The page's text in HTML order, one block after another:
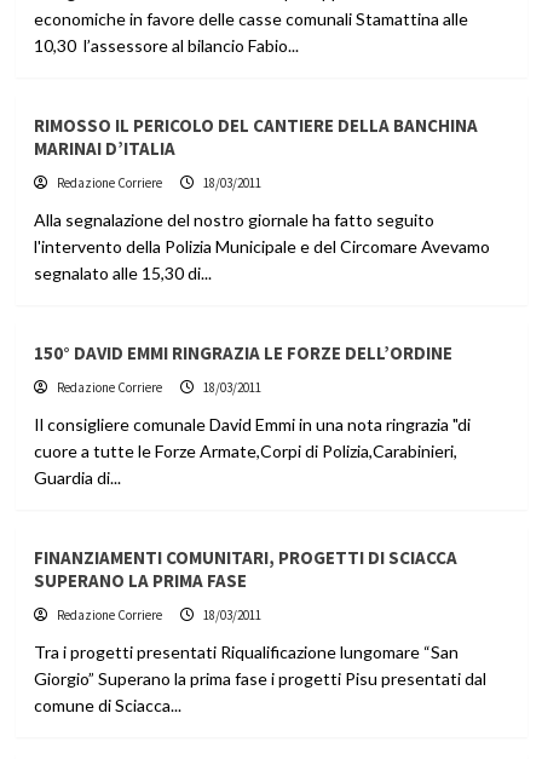
economiche in favore delle casse comunali Stamattina alle
10,30 l’assessore al bilancio Fabio...
RIMOSSO IL PERICOLO DEL CANTIERE DELLA BANCHINA
MARINAI D’ITALIA
Redazione Corriere 18/03/2011
Alla segnalazione del nostro giornale ha fatto seguito
l'intervento della Polizia Municipale e del Circomare Avevamo
segnalato alle 15,30 di...
150° DAVID EMMI RINGRAZIA LE FORZE DELL’ORDINE
Redazione Corriere 18/03/2011
Il consigliere comunale David Emmi in una nota ringrazia "di
cuore a tutte le Forze Armate,Corpi di Polizia,Carabinieri,
Guardia di...
FINANZIAMENTI COMUNITARI, PROGETTI DI SCIACCA
SUPERANO LA PRIMA FASE
Redazione Corriere 18/03/2011
Tra i progetti presentati Riqualificazione lungomare “San
Giorgio” Superano la prima fase i progetti Pisu presentati dal
comune di Sciacca...